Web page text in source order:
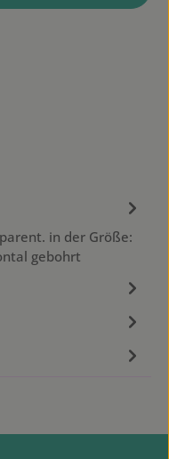
in der Größe:
gebohrt